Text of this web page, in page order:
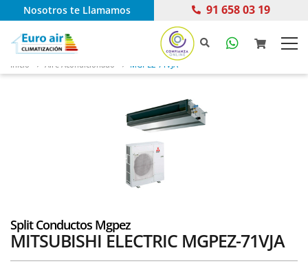
Nosotros te Llamamos 91 658 03 19
Inicio Aire Acondicionado MGPEZ-71VJA
Split Conductos Mgpez
MITSUBISHI ELECTRIC MGPEZ-71VJA